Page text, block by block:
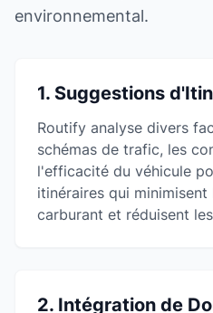
environnemental.
1. Suggestions
Routify analyse divers
schémas de trafic, les
l'efficacité du véhicule
itinéraires qui
carburant et réduisent
2. Intégration de